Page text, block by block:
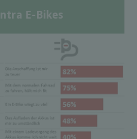
E-Bikes